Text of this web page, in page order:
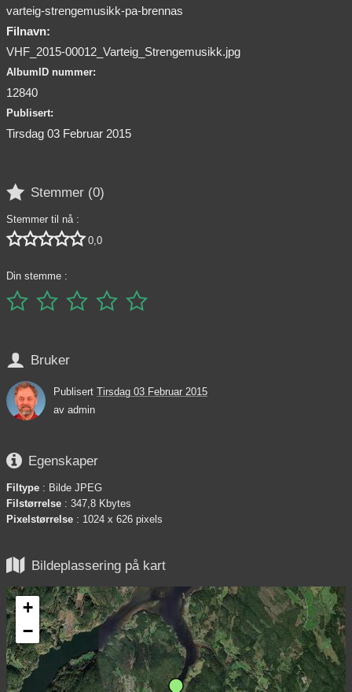
varteig-strengemusikk-pa-brennas
Filnavn:
VHF_2015-00012_Varteig_Strengemusikk.jpg
AlbumID nummer:
12840
Publisert:
Tirsdag 03 Februar 2015
 Stemmer (0)
Stemmer til nå :
 0,0
Din stemme :
    
 Bruker
Publisert Tirsdag 03 Februar 2015
av admin
 Egenskaper
Filtype : Bilde JPEG
Filstørrelse : 347,8 Kbytes
Pixelstørrelse : 1024 x 626 pixels
 Bildeplassering på kart
+
−